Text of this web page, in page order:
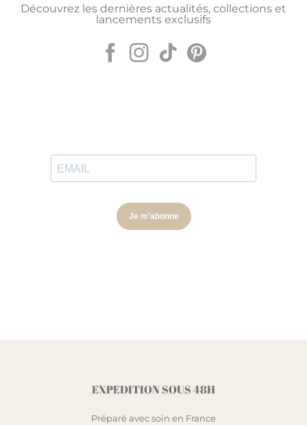
Découvrez les dernières actualités, collections et
lancements exclusifs
EXPEDITION SOUS 48H
Préparé avec soin en France